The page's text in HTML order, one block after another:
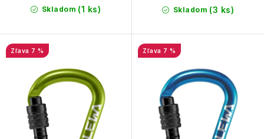
Skladom (1 ks) Skladom (3 ks)
7 % 7 %